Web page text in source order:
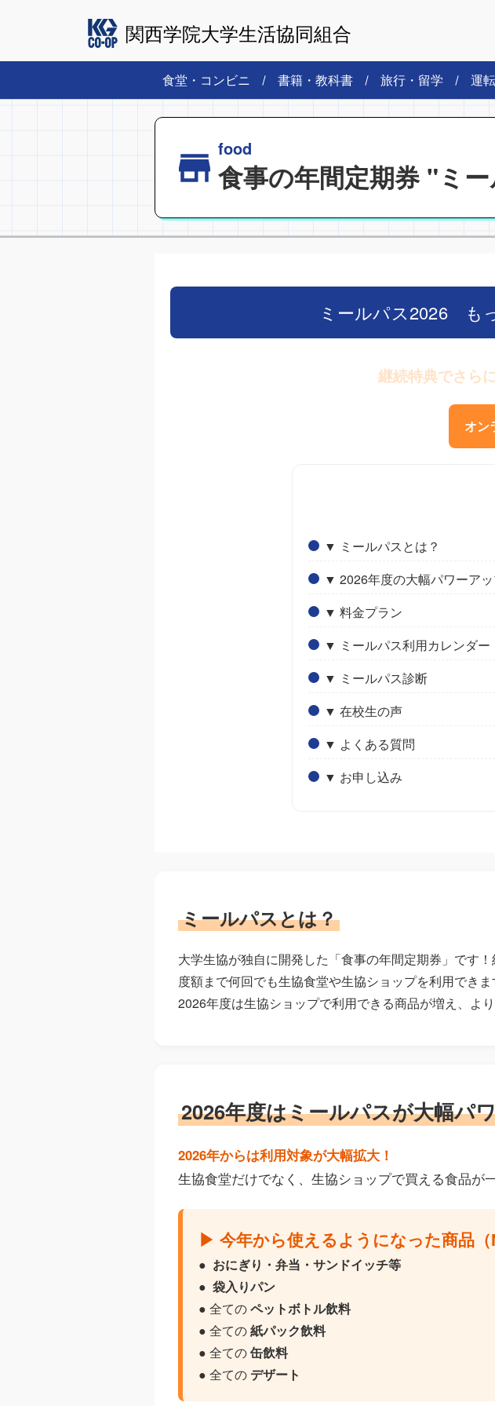
関西学院大学生活協同組合
食堂・コンビニ 書籍・教科書 旅行・留学 運
food
食事の年間定期券 "ミ
ミールパス2026 も
継続特典でさら
オン
▼ ミールパスとは？
▼ 2026年度の大幅パワーアッ
▼ 料金プラン
▼ ミールパス利用カレンダー
▼ ミールパス診断
▼ 在校生の声
▼ よくある質問
▼ お申し込み
ミールパスとは？
大学生協が独自に開発した「食事の年間定期券」です
度額まで何回でも生協食堂や生協ショップを利用できま
2026年度は生協ショップで利用できる商品が増え、よ
2026年度はミールパスが大幅パ
2026年からは利用対象が大幅拡大！
生協食堂だけでなく、生協ショップで買える食品が
▶ 今年から使えるようになった商品（
● おにぎり・弁当・サンドイッチ等
● 袋入りパン
● 全てのペットボトル飲料
● 全ての紙パック飲料
● 全ての缶飲料
● 全ての デザート